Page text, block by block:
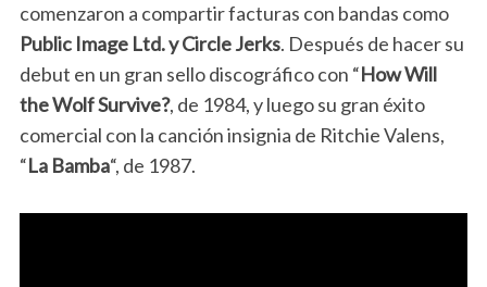
comenzaron a compartir facturas con bandas como
Public Image Ltd. y Circle Jerks. Después de hacer su
debut en un gran sello discográfico con “How Will
the Wolf Survive?, de 1984, y luego su gran éxito
comercial con la canción insignia de Ritchie Valens,
“La Bamba“, de 1987.